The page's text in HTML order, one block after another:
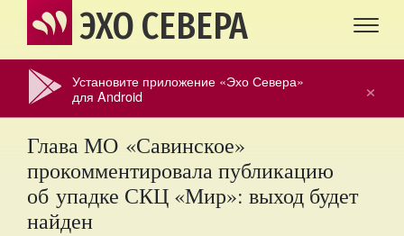
ЭХО СЕВЕРА
×
Установите приложение «Эхо Севера»
для Android
Глава МО «Савинское»
прокомментировала публикацию
об упадке СКЦ «Мир»: выход будет
найден